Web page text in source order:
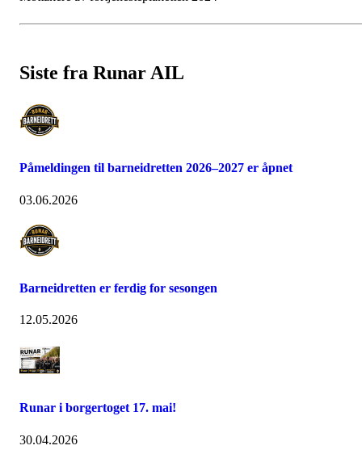
Siste fra Runar AIL
Påmeldingen til barneidretten 2026–2027 er åpnet
03.06.2026
Barneidretten er ferdig for sesongen
12.05.2026
Runar i borgertoget 17. mai!
30.04.2026